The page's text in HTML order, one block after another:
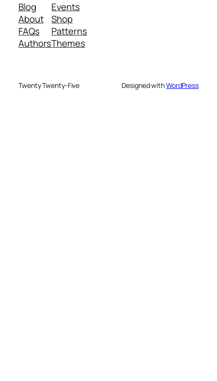
Blog
About
FAQs
Authors
Events
Shop
Patterns
Themes
Twenty Twenty-Five Designed withWordPress